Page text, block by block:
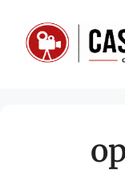
contenuto